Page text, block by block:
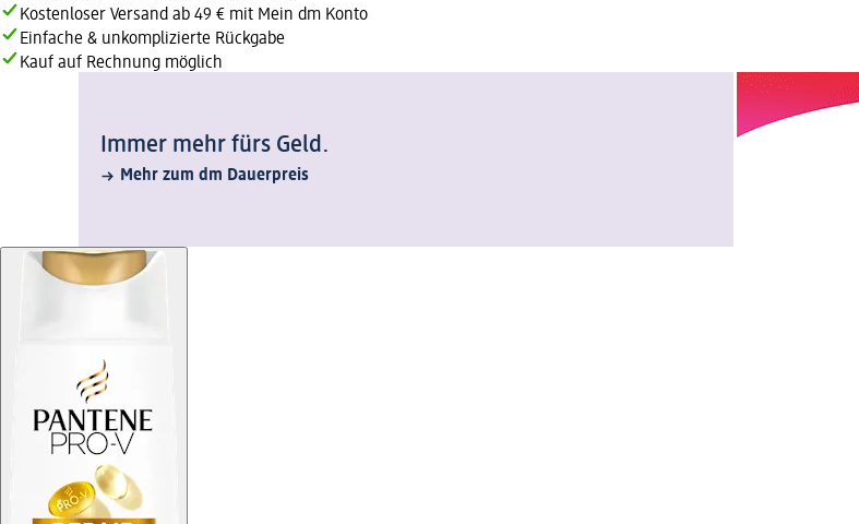
Kostenloser Versand ab 49 € mit Mein dm Konto
Einfache & unkomplizierte Rückgabe
Kauf auf Rechnung möglich
Immer mehr fürs Geld.
Mehr zum dm Dauerpreis